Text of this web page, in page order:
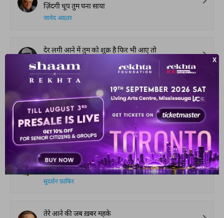
ज़िंदगी धूप तुम घना साया
जावेद अख़्तर
देर लगी आने में तुम को शुक्र है फिर भी आए तो
आस ने दिल का साथ न छोड़ा वैसे हम घबराए तो
अंदलीब शादानी
चेहरे पे ख़ुशी छा जाती है आँखों में सुरूर आ जाता है
जब तुम मुझे अपना कहते हो अपने पे ग़ुरूर आ जाता है
साहिर लुधियानवी
अगर हम कहें और वो मुस्कुरा दें
हम उन के लिए ज़िंदगानी लुटा दें
सुदर्शन फ़ाकिर
तेरे आने की जब ख़बर महके